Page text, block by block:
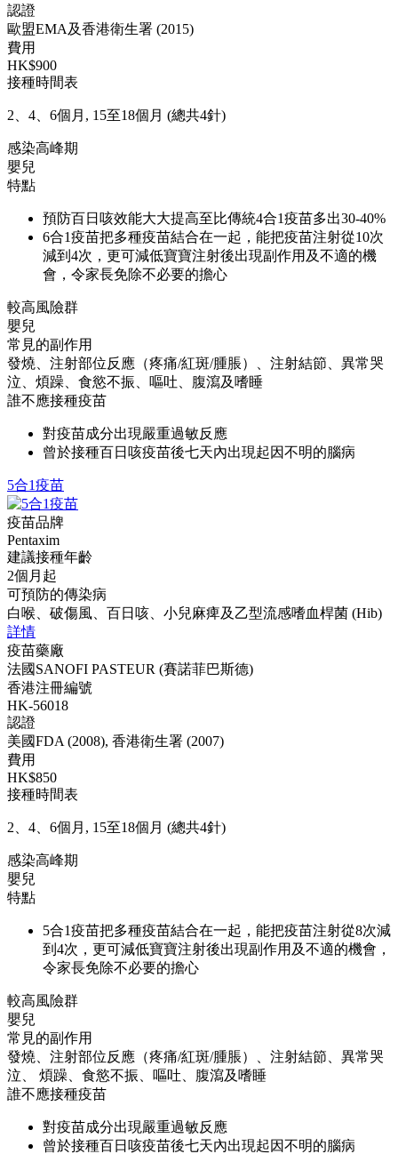
認證
歐盟EMA及香港衛生署 (2015)
費用
HK$900
接種時間表
2、4、6個月, 15至18個月 (總共4針)
感染高峰期
嬰兒
特點
預防百日咳效能大大提高至比傳統4合1疫苗多出30-40%
6合1疫苗把多種疫苗結合在一起，能把疫苗注射從10次
減到4次，更可減低寶寶注射後出現副作用及不適的機
會，令家長免除不必要的擔心
較高風險群
嬰兒
常見的副作用
發燒、注射部位反應（疼痛/紅斑/腫脹）、注射結節、異常哭
泣、煩躁、食慾不振、嘔吐、腹瀉及嗜睡
誰不應接種疫苗
對疫苗成分出現嚴重過敏反應
曾於接種百日咳疫苗後七天內出現起因不明的腦病
5合1疫苗
疫苗品牌
Pentaxim
建議接種年齡
2個月起
可預防的傳染病
白喉、破傷風、百日咳、小兒麻痺及乙型流感嗜血桿菌 (Hib)
詳情
疫苗藥廠
法國SANOFI PASTEUR (賽諾菲巴斯德)
香港注冊編號
HK-56018
認證
美國FDA (2008), 香港衛生署 (2007)
費用
HK$850
接種時間表
2、4、6個月, 15至18個月 (總共4針)
感染高峰期
嬰兒
特點
5合1疫苗把多種疫苗結合在一起，能把疫苗注射從8次減
到4次，更可減低寶寶注射後出現副作用及不適的機會，
令家長免除不必要的擔心
較高風險群
嬰兒
常見的副作用
發燒、注射部位反應（疼痛/紅斑/腫脹）、注射結節、異常哭
泣、 煩躁、食慾不振、嘔吐、腹瀉及嗜睡
誰不應接種疫苗
對疫苗成分出現嚴重過敏反應
曾於接種百日咳疫苗後七天內出現起因不明的腦病